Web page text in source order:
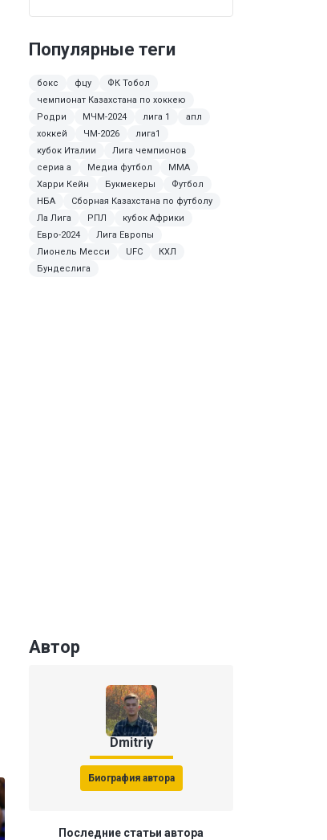
Популярные теги
бокс фцу
ФК Тобол
чемпионат Казахстана по хоккею
Родри
МЧМ-2024 лига 1
апл
хоккей
ЧМ-2026
лига1
кубок Италии
Лига чемпионов
сериа а
Медиа футбол
MMA
Харри Кейн
Букмекеры
Футбол
НБА
Сборная Казахстана по футболу
Ла Лига
РПЛ
кубок Африки
Евро-2024
Лига Европы
Лионель Месси
UFC
КХЛ
Бундеслига
Автор
Dmitriy
Биография автора
Последние статьи автора